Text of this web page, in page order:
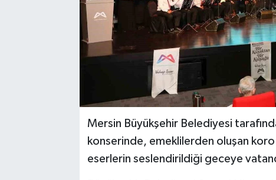
Mersin Büyükşehir Belediyesi
konserinde, emeklilerden oluşan
eserlerin seslendirildiği geceye